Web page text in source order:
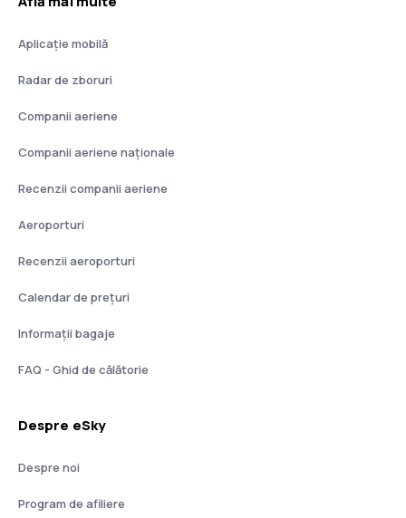
Aplicație mobilă
Radar de zboruri
Companii aeriene
Companii aeriene naţionale
Recenzii companii aeriene
Aeroporturi
Recenzii aeroporturi
Calendar de prețuri
Informații bagaje
FAQ - Ghid de călătorie
Despre eSky
Despre noi
Program de afiliere